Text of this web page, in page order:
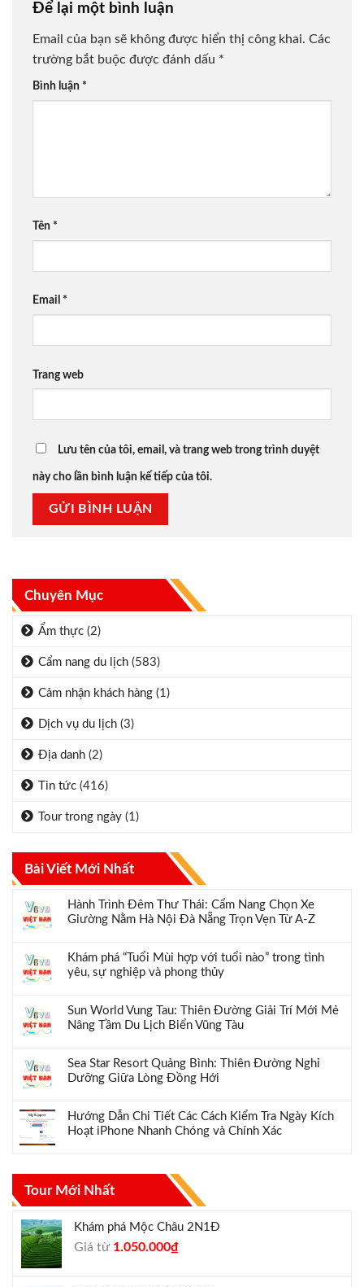
Chuyên Mục
Ẩm thực (2)
Cẩm nang du lịch (583)
Cảm nhận khách hàng (1)
Dịch vụ du lịch (3)
Địa danh (2)
Tin tức (416)
Tour trong ngày (1)
Bài Viết Mới Nhất
Hành Trình Đêm Thư Thái: Cẩm Nang Chọn Xe
Giường Nằm Hà Nội Đà Nẵng Trọn Vẹn Từ A-Z
Khám phá “Tuổi Mùi hợp với tuổi nào” trong tình
yêu, sự nghiệp và phong thủy
Sun World Vung Tau: Thiên Đường Giải Trí Mới Mẻ
Nâng Tầm Du Lịch Biển Vũng Tàu
Sea Star Resort Quảng Bình: Thiên Đường Nghỉ
Dưỡng Giữa Lòng Đồng Hới
Hướng Dẫn Chi Tiết Các Cách Kiểm Tra Ngày Kích
Hoạt iPhone Nhanh Chóng và Chính Xác
Tour Mới Nhất
Khám phá Mộc Châu 2N1Đ
Giá từ Giá
1.050.000₫Giá
Để lại một bình luận
Email của bạn sẽ không được hiển thị công khai. Các
trường bắt buộc được đánh dấu *
Bình luận *
Tên *
Email *
Trang web
Lưu tên của tôi, email, và trang web trong trình duyệt
này cho lần bình luận kế tiếp của tôi.